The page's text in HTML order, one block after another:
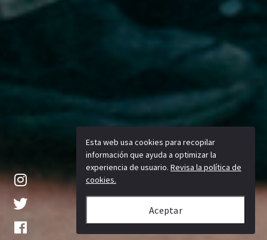
Esta web usa cookies para recopilar
información que ayuda a optimizar la
experiencia de usuario. Revisa la política de
cookies.
Aceptar